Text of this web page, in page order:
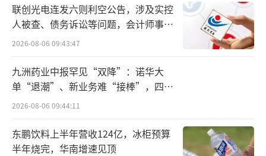
上海和黄药业手握年销售额近30亿元的中
药大品种麝香保心丸，作为心脑血管基础用
药，麝香保心丸的成功经验可以对上海医药其
他中药品种的二次开发起到借鉴作用；同时，
上海和黄药业在胆宁片国际化方面的经验有望
为上海医药中药板块其他品种的海外布局提供
助力。
联创光电连发六则利空公告，涉及实控
人被查、债务诉讼等问题，会计师事务
所曾出具“保留意见”
2026-08-06 09:43:47
九洲药业中报罕见“双降”：诺华大
单“退潮”、新业务难“接棒”，四大
难关待闯
2026-08-06 09:44:11
东鹏饮料上半年营收124亿，冰柜预算
半年烧完，华南增速见顶